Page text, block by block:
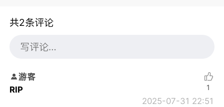
共2条评论
游客
RIP
2025-07-31 22:51
1